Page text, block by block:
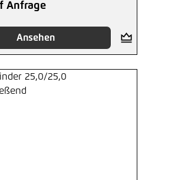
Anfrage
Ansehen